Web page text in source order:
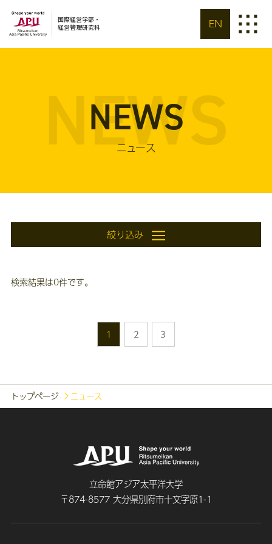
国際経営学部・
経営管理研究科
EN
NEWS
NEWS
ニュース
絞り込み
検索結果は0件です。
1 2 3
トップページ ニュース
立命館アジア太平洋大学
〒874-8577 大分県別府市十文字原1-1